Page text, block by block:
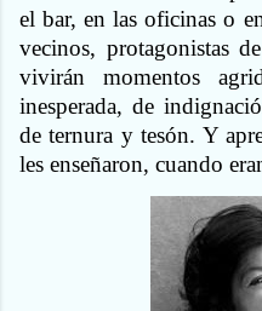
el bar, en las oficinas o
vecinos, protagonistas
vivirán momentos
inesperada, de
de ternura y tesón. Y
les enseñaron, cuando